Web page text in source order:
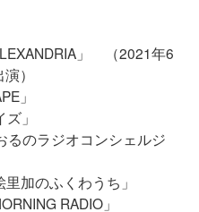
」 （2021年6
）
」
」
るのラジオコンシェルジ
加のふくわうち」
RADIO」